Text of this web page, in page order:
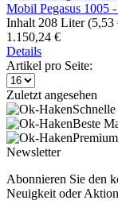
Mobil Pegasus 1005
Inhalt 208 Liter(5,53
1.150,24 €
Details
Artikel pro Seite:
Zuletzt angesehen
Beste
Newsletter
Abonnieren Sie den
Neuigkeit oder